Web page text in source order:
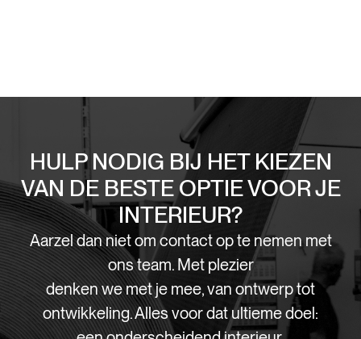
HULP NODIG BIJ HET KIEZEN
VAN DE BESTE OPTIE VOOR JE
INTERIEUR?
Aarzel dan niet om contact op te nemen met
ons team. Met plezier
denken we met je mee, van ontwerp tot
ontwikkeling. Alles voor dat ultieme doel: